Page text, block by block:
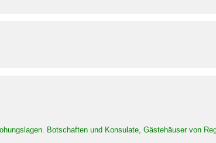
Botschaften und Konsulate, Gästehäuser von